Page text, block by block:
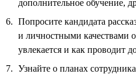
дополнительное обучение,
Попросите кандидата
и личностными качествами
увлекается и как проводит
Узнайте о планах